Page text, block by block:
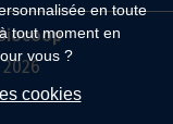
en toute
tout moment en
vous ?
cookies